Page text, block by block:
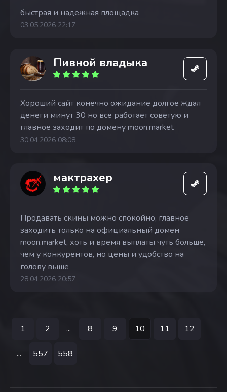
быстрая и надёжная площадка
03.05.2026 22:17
Пивной владыка
Хороший сайт конечно ожидание долгое ждал
денеги минут 30 но все работает советую и
главное заходит по домену moon.market
30.04.2026 08:08
мактрахер
Продавать скины можно спокойно, главное
заходить только на официальный домен
moon.market, хоть и время выплаты чуть больше,
чем у конкурентов, но цены и удобство на
голову выше
28.04.2026 20:57
1 2 ... 8 9 10 11 12
... 557 558